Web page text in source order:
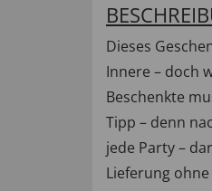
Dieses
Innere – doch
Beschenkte
Tipp – denn
jede Party –
Lieferung